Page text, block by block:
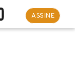
ASSINE